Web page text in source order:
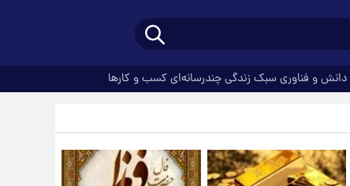
دانش و فناوری سبک زندگیچندرسانه‌ای کسب و کارها